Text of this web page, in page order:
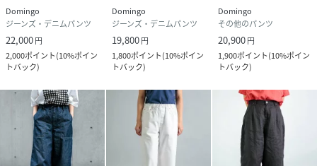
モデル:身長160cm/着用サイズM
性別タイプ レディース
素材 コットン100%
サイズ
Domingo
ジーンズ・デニムパンツ
22,000円
2,000ポイント(10%ポイン
トバック)
Domingo
ジーンズ・デニムパンツ
19,800円
1,800ポイント(10%ポイン
トバック)
Domingo
その他のパンツ
20,900円
1,900ポイント(10%ポイン
トバック)